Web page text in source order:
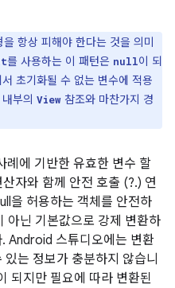
항상 피해야 한다는 것을 의미
를 사용하는 이 패턴은 null이 되
초기화될 수 없는 변수에 적용
부의 View 참조와 마찬가지 경
례에 기반한 유효한 변수 할
자와 함께 안전 호출 (?.) 연
을 허용하는 객체를 안전하
아닌 기본값으로 강제 변환하
Android 스튜디오에는 변환
는 정보가 충분하지 않습니
되지만 필요에 따라 변환된